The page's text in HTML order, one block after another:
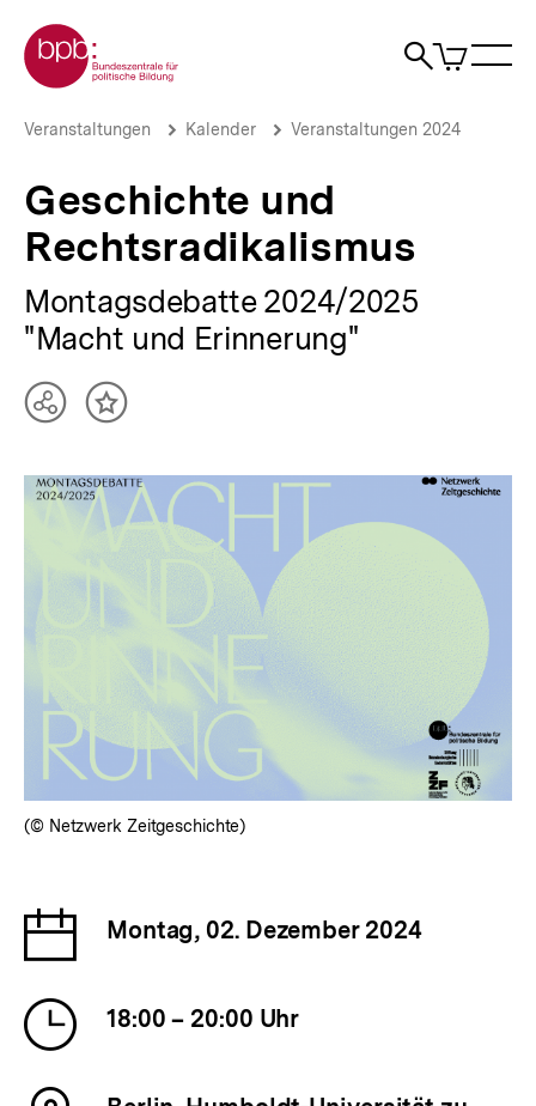
zum
Seiteninhalt
springen
Zur Startseite der bpb
Suche
Artikel
im
Geschichte
bpb.de
Brotkrümelnavigation
Pfadnavigation
Veranstaltungen Kalender Veranstaltungen 2024
Geschichte und
Rechtsradikalismus
Montagsdebatte 2024/2025
"Macht und Erinnerung"
Teilen
anzeigen
Inhalt
(© Netzwerk Zeitgeschichte)
Datum
der
Veranstaltung
Montag, 02. Dezember 2024
Uhrzeit
der
Veranstaltung
18:00 – 20:00 Uhr